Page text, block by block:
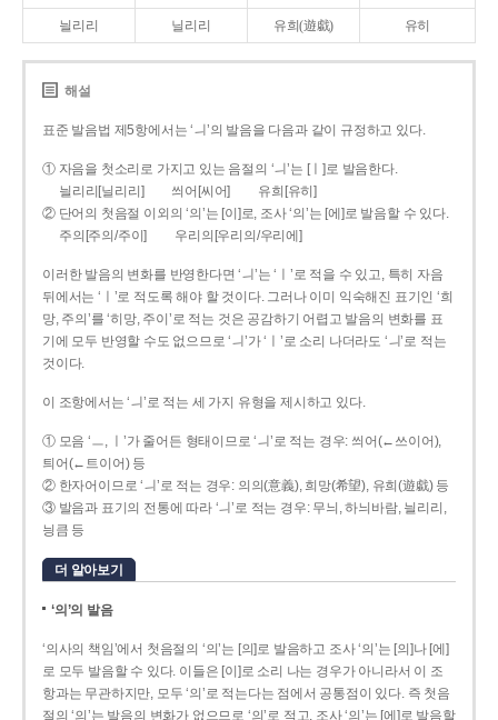
늴리리 닐리리 유희(遊戱) 유히
해설
표준 발음법 제5항에서는 ‘ㅢ’의 발음을 다음과 같이 규정하고 있다.
① 자음을 첫소리로 가지고 있는 음절의 ‘ㅢ’는 [ㅣ]로 발음한다.
늴리리[닐리리]
씌어[씨어]
유희[유히]
② 단어의 첫음절 이외의 ‘의’는 [이]로, 조사 ‘의’는 [에]로 발음할 수 있다.
주의[주의/주이]
우리의[우리의/우리에]
이러한 발음의 변화를 반영한다면 ‘ㅢ’는 ‘ㅣ’로 적을 수 있고, 특히 자음
뒤에서는 ‘ㅣ’로 적도록 해야 할 것이다. 그러나 이미 익숙해진 표기인 ‘희
망, 주의’를 ‘히망, 주이’로 적는 것은 공감하기 어렵고 발음의 변화를 표
기에 모두 반영할 수도 없으므로 ‘ㅢ’가 ‘ㅣ’로 소리 나더라도 ‘ㅢ’로 적는
것이다.
이 조항에서는 ‘ㅢ’로 적는 세 가지 유형을 제시하고 있다.
① 모음 ‘ㅡ, ㅣ’가 줄어든 형태이므로 ‘ㅢ’로 적는 경우: 씌어(←쓰이어),
틔어(←트이어) 등
② 한자어이므로 ‘ㅢ’로 적는 경우: 의의(意義), 희망(希望), 유희(遊戱) 등
③ 발음과 표기의 전통에 따라 ‘ㅢ’로 적는 경우: 무늬, 하늬바람, 늴리리,
닁큼 등
더 알아보기
‘의’의 발음
‘의사의 책임’에서 첫음절의 ‘의’는 [의]로 발음하고 조사 ‘의’는 [의]나 [에]
로 모두 발음할 수 있다. 이들은 [이]로 소리 나는 경우가 아니라서 이 조
항과는 무관하지만, 모두 ‘의’로 적는다는 점에서 공통점이 있다. 즉 첫음
절의 ‘의’는 발음의 변화가 없으므로 ‘의’로 적고, 조사 ‘의’는 [에]로 발음할